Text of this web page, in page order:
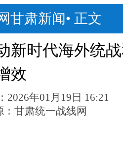
甘肃新闻• 正文
新时代海外统
效
2026年01月19日 16:21
甘肃统一战线网